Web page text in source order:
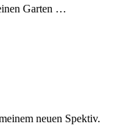
Garten …
neuen Spektiv.